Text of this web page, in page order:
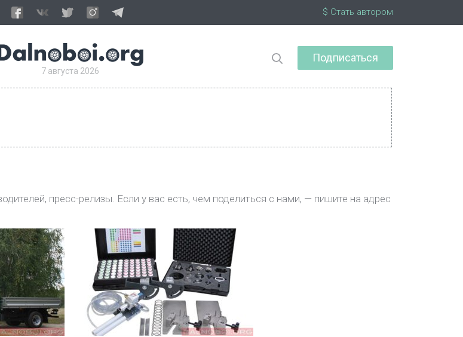
$ Стать автором
7 августа 2026
Подписаться
пресс-релизы. Если у вас есть, чем поделиться с нами, — пишите на адрес